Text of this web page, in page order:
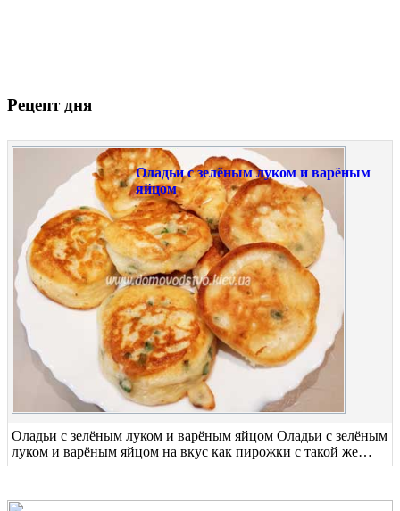
Рецепт дня
Оладьи с зелёным луком и варёным
яйцом
Оладьи с зелёным луком и варёным яйцом Оладьи с зелёным
луком и варёным яйцом на вкус как пирожки с такой же…